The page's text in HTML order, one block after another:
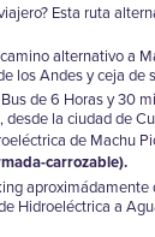
Esta ruta
alternativo a
los Andes y ceja de
de 6 Horas y 30
la ciudad de
de Machu
carrozable).
aproximádamente
Hidroeléctrica a